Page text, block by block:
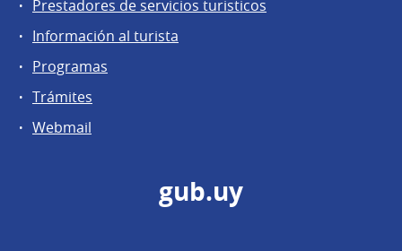
Prestadores de servicios turisticos
Información al turista
Programas
Trámites
Webmail
gub.uy